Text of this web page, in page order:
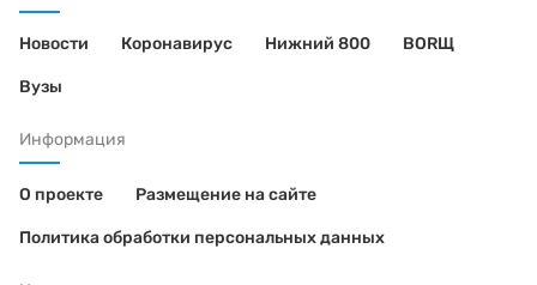
Новости Коронавирус Нижний 800 BORЩ
Вузы
Информация
О проекте Размещение на сайте
Политика обработки персональных данных